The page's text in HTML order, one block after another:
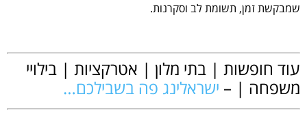
שמבקשת זמן, תשומת לב וסקרנות.
עוד חופשות | בתי מלון | אטרקציות | בילויי
משפחה | – ישראלינג פה בשבילכם…